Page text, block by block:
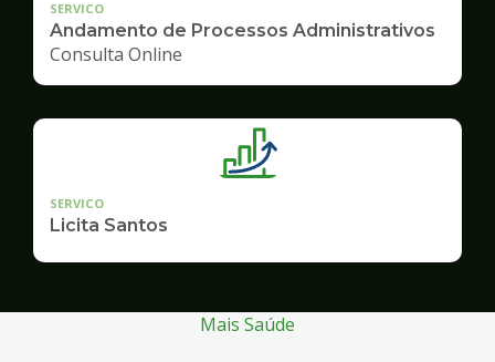
SERVICO
Andamento de Processos Administrativos
Consulta Online
SERVICO
Licita Santos
Mais Saúde